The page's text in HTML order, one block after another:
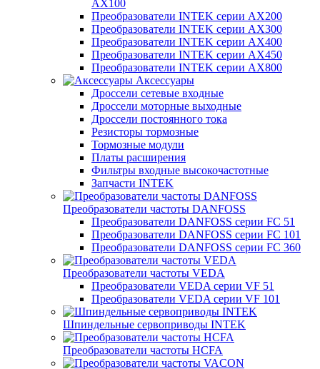
AX100
Преобразователи INTEK серии AX200
Преобразователи INTEK серии AX300
Преобразователи INTEK серии AX400
Преобразователи INTEK серии AX450
Преобразователи INTEK серии AX800
Аксессуары
Дроссели сетевые входные
Дроссели моторные выходные
Дроссели постоянного тока
Резисторы тормозные
Тормозные модули
Платы расширения
Фильтры входные высокочастотные
Запчасти INTEK
Преобразователи частоты DANFOSS
Преобразователи DANFOSS серии FC 51
Преобразователи DANFOSS серии FC 101
Преобразователи DANFOSS серии FC 360
Преобразователи частоты VEDA
Преобразователи VEDA серии VF 51
Преобразователи VEDA серии VF 101
Шпиндельные сервоприводы INTEK
Преобразователи частоты HCFA